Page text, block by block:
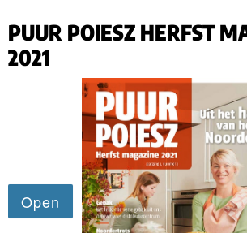
PUUR POIESZ HERFST
2021